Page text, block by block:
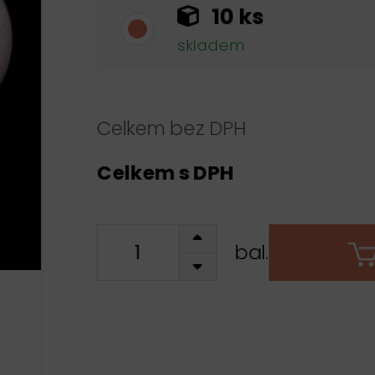
10 ks
skladem
Celkem bez DPH
Celkem s DPH
bal.